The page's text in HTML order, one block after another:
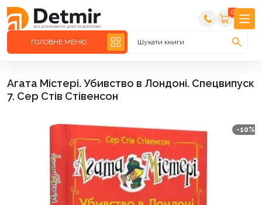
0
ГОЛОВНЕ МЕНЮ Шукати книги
Агата Містері. Убивство в Лондоні. Спецвипуск
7. Сер Стів Стівенсон
-10%